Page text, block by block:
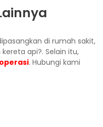
di rumah sakit,
api?. Selain itu,
. Hubungi kami